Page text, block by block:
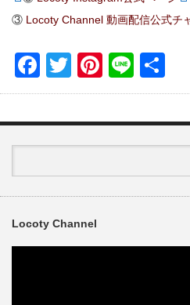
③ Locoty Channel 動画配信公式チ
Facebook
TwitterPinterest
Line
有
Locoty Channel